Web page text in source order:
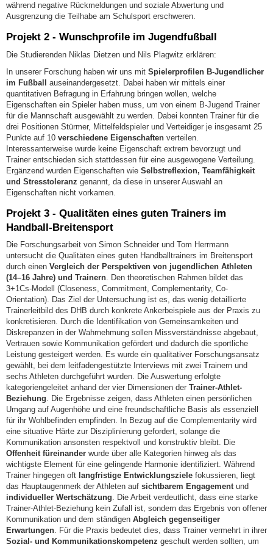
während negative Rückmeldungen und soziale Abwertung und
Ausgrenzung die Teilhabe am Schulsport erschweren.
Projekt 2 - Wunschprofile im Jugendfußball
Die Studierenden Niklas Dietzen und Nils Plagwitz erklären:
In unserer Forschung haben wir uns mit Spielerprofilen B-Jugendlicher
im Fußball auseinandergesetzt. Dabei haben wir mittels einer
quantitativen Befragung in Erfahrung bringen wollen, welche
Eigenschaften ein Spieler haben muss, um von einem B-Jugend Trainer
für die Mannschaft ausgewählt zu werden. Dabei konnten Trainer für die
drei Positionen Stürmer, Mittelfeldspieler und Verteidiger je insgesamt 25
Punkte auf 10 verschiedene Eigenschaften verteilen.
Interessanterweise wurde keine Eigenschaft extrem bevorzugt und
Trainer entschieden sich stattdessen für eine ausgewogene Verteilung.
Ergänzend wurden Eigenschaften wie Selbstreflexion, Teamfähigkeit
und Stresstoleranz genannt, da diese in unserer Auswahl an
Eigenschaften nicht vorkamen.
Projekt 3 - Qualitäten eines guten Trainers im
Handball-Breitensport
Die Forschungsarbeit von Simon Schneider und Tom Herrmann
untersucht die Qualitäten eines guten Handballtrainers im Breitensport
durch einen Vergleich der Perspektiven von jugendlichen Athleten
(14–16 Jahre) und Trainern. Den theoretischen Rahmen bildet das
3+1Cs-Modell (Closeness, Commitment, Complementarity, Co-
Orientation). Das Ziel der Untersuchung ist es, das wenig detaillierte
Trainerleitbild des DHB durch konkrete Ankerbeispiele aus der Praxis zu
konkretisieren. Durch die Identifikation von Gemeinsamkeiten und
Diskrepanzen in der Wahrnehmung sollen Missverständnisse abgebaut,
Vertrauen sowie Kommunikation gefördert und dadurch die sportliche
Leistung gesteigert werden. Es wurde ein qualitativer Forschungsansatz
gewählt, bei dem leitfadengestützte Interviews mit zwei Trainern und
sechs Athleten durchgeführt wurden. Die Auswertung erfolgte
kategoriengeleitet anhand der vier Dimensionen der Trainer-Athlet-
Beziehung. Die Ergebnisse zeigen, dass Athleten einen persönlichen
Umgang auf Augenhöhe und eine freundschaftliche Basis als essenziell
für ihr Wohlbefinden empfinden. In Bezug auf die Complementarity wird
eine situative Härte zur Disziplinierung gefordert, solange die
Kommunikation ansonsten respektvoll und konstruktiv bleibt. Die
Offenheit füreinander wurde über alle Kategorien hinweg als das
wichtigste Element für eine gelingende Harmonie identifiziert. Während
Trainer hingegen oft langfristige Entwicklungsziele fokussieren, liegt
das Hauptaugenmerk der Athleten auf sichtbarem Engagementund
individueller Wertschätzung. Die Arbeit verdeutlicht, dass eine starke
Trainer-Athlet-Beziehung kein Zufall ist, sondern das Ergebnis von offener
Kommunikation und dem ständigen Abgleich gegenseitiger
Erwartungen. Für die Praxis bedeutet dies, dass Trainer vermehrt in ihrer
Sozial- und Kommunikationskompetenz geschult werden sollten, um